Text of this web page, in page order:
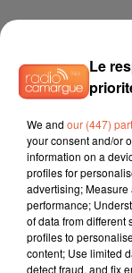
Le
We and our (447)
your consent and/or
information on a
profiles for
advertising;
performance;
of data from different
profiles to
content; Use limited
detect fraud, and fix